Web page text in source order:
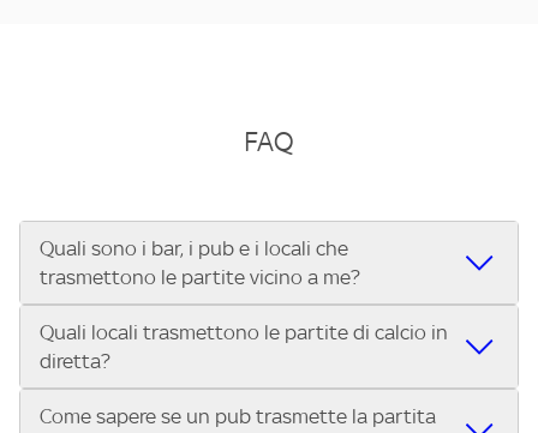
FAQ
Quali sono i bar, i pub e i locali che
trasmettono le partite vicino a me?
Se cerchi un bar, pub, ristorante o locale vicino a te per
vedere le partite di Serie A ENILIVE, la Serie C Sky Wifi, la
UEFA Champions League, la UEFA Europa League, la UEFA
Conference League, il Tennis, la Formula 1®, la MotoGP™ e
Quali locali trasmettono le partite di calcio in
diretta?
Vuoi sapere quali bar, pub o ristoranti mostrano le partite
Come sapere se un pub trasmette la partita